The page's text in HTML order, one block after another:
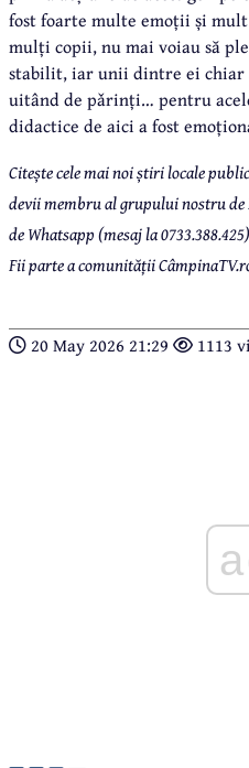
fost foarte multe emoții și
mulți copii, nu mai voiau să
stabilit, iar unii dintre ei chiar
uitând de pǎrinți… pentru
didactice de aici a fost
Citește cele mai noi știri locale
devii membru al grupului nostru de
de Whatsapp (mesaj la
Fii parte a comunității
20 May 2026 21:29 1113